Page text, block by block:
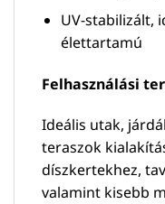
UV-stabilizált,
élettartamú
Felhasználási
Ideális utak,
teraszok
díszkertekhez,
valamint kisebb